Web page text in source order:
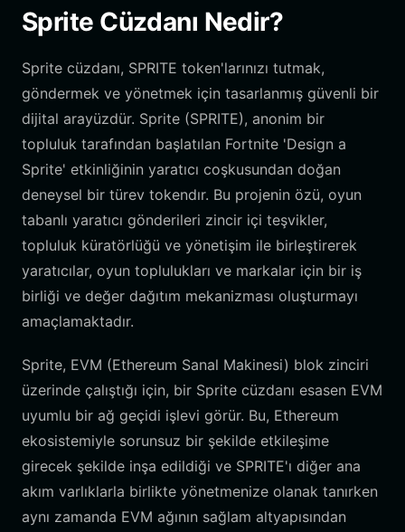
Sprite Cüzdanı Nedir?
Sprite cüzdanı, SPRITE token'larınızı tutmak,
göndermek ve yönetmek için tasarlanmış güvenli bir
dijital arayüzdür. Sprite (SPRITE), anonim bir
topluluk tarafından başlatılan Fortnite 'Design a
Sprite' etkinliğinin yaratıcı coşkusundan doğan
deneysel bir türev tokendır. Bu projenin özü, oyun
tabanlı yaratıcı gönderileri zincir içi teşvikler,
topluluk küratörlüğü ve yönetişim ile birleştirerek
yaratıcılar, oyun toplulukları ve markalar için bir iş
birliği ve değer dağıtım mekanizması oluşturmayı
amaçlamaktadır.
Sprite, EVM (Ethereum Sanal Makinesi) blok zinciri
üzerinde çalıştığı için, bir Sprite cüzdanı esasen EVM
uyumlu bir ağ geçidi işlevi görür. Bu, Ethereum
ekosistemiyle sorunsuz bir şekilde etkileşime
girecek şekilde inşa edildiği ve SPRITE'ı diğer ana
akım varlıklarla birlikte yönetmenize olanak tanırken
aynı zamanda EVM ağının sağlam altyapısından